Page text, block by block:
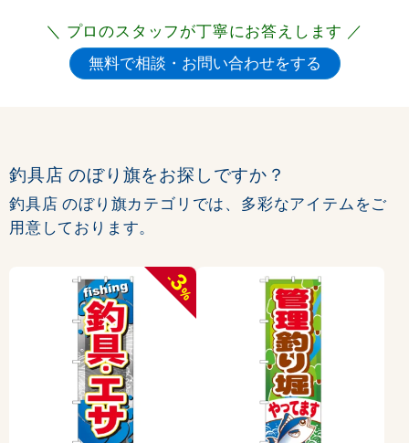
＼ プロのスタッフが丁寧にお答えします ／
釣具店 のぼり旗をお探しですか？
釣具店 のぼり旗カテゴリでは、多彩なアイテムをご
用意しております。
-
3
%